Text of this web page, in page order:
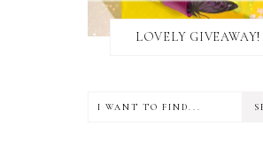
LOVELY GIVEAWAY!